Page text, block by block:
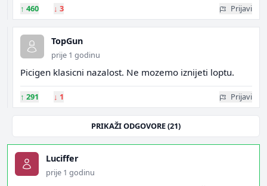
↑ 460 ↓ 3 Prijavi
TopGun
prije 1 godinu
Picigen klasicni nazalost. Ne mozemo iznijeti loptu.
↑ 291 ↓ 1 Prijavi
PRIKAŽI ODGOVORE (21)
Luciffer
prije 1 godinu